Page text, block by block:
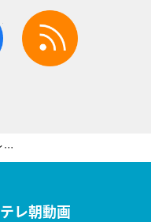
facebook
禁断のオフィスラブ突入…黒澤（菊池風磨）が上半身裸で呆然！＜私たちが恋する理由＞
テレ朝動画